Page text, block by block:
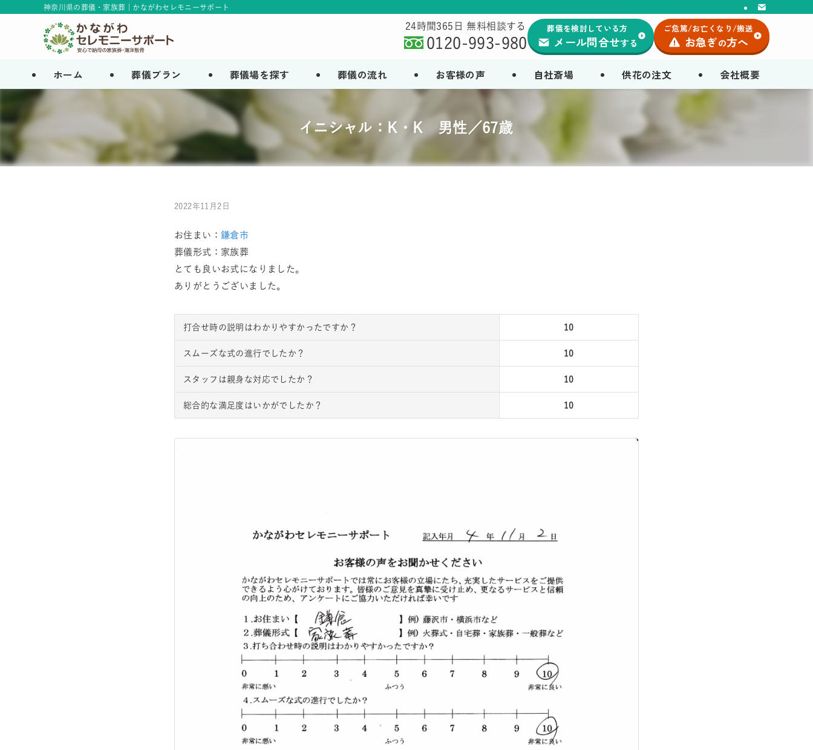
神奈川県の葬儀・家族葬 | かながわセレモニーサポート
ホーム 葬儀プラン 葬儀場を探す 葬儀の流れ お客様の声 自社斎場 供花の注文 会社概要
24時間365日 無料相談する
0120-993-980
葬儀を検討している方
メール問合せする
ご危篤/お亡くなり/搬送
お急ぎの方へ
イニシャル：K・K 男性／67歳
2022年11月2日
お住まい： 鎌倉市
葬儀形式：家族葬
とても良いお式になりました。
ありがとうございました。
打合せ時の説明はわかりやすかったですか？ 10
スムーズな式の進行でしたか？ 10
スタッフは親身な対応でしたか？ 10
総合的な満足度はいかがでしたか？ 10